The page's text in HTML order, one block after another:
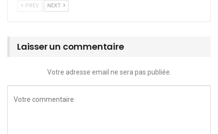
PREV NEXT
Laisser un commentaire
Votre adresse email ne sera pas publiée.